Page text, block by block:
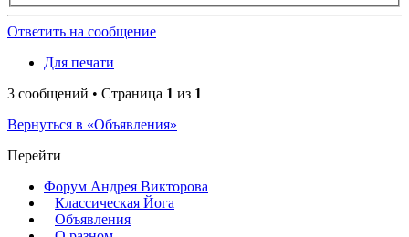
Ответить на сообщение
Для печати
3 сообщений • Страница 1 из 1
Вернуться в «Объявления»
Перейти
Форум Андрея Викторова
Классическая Йога
Объявления